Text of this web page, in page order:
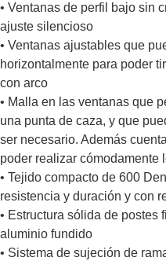
• Ventanas de perfil bajo sin
ajuste silencioso
• Ventanas ajustables que
horizontalmente para poder
con arco
• Malla en las ventanas que
una punta de caza, y que
ser necesario. Además
poder realizar cómodamente
• Tejido compacto de 600
resistencia y duración y con
• Estructura sólida de postes
aluminio fundido
• Sistema de sujeción de